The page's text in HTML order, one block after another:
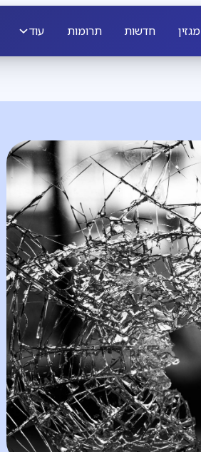
מגזין חדשות תרומות עוד